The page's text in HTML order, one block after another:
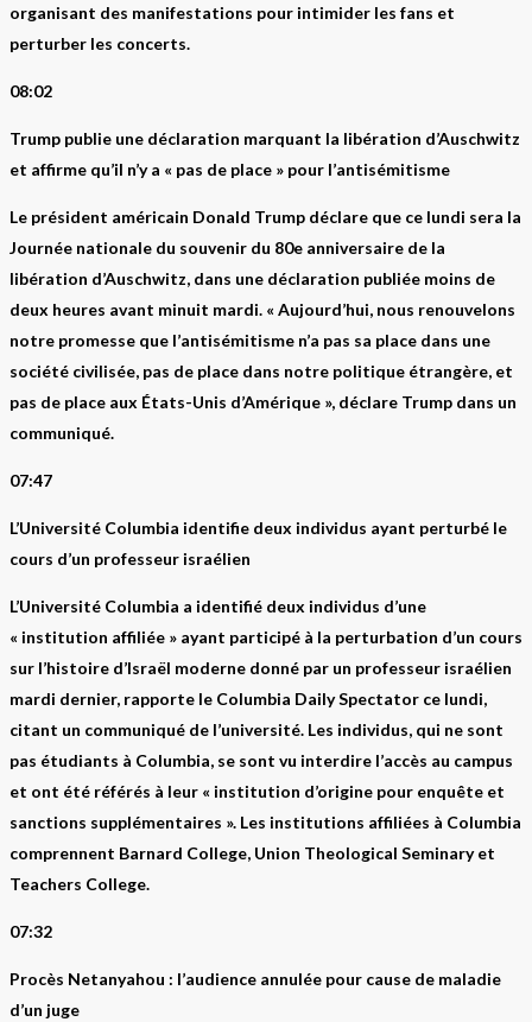
organisant des manifestations pour intimider les fans et
perturber les concerts.
08:02
Trump publie une déclaration marquant la libération d’Auschwitz
et affirme qu’il n’y a « pas de place » pour l’antisémitisme
Le président américain Donald Trump déclare que ce lundi sera la
Journée nationale du souvenir du 80e anniversaire de la
libération d’Auschwitz, dans une déclaration publiée moins de
deux heures avant minuit mardi. « Aujourd’hui, nous renouvelons
notre promesse que l’antisémitisme n’a pas sa place dans une
société civilisée, pas de place dans notre politique étrangère, et
pas de place aux États-Unis d’Amérique », déclare Trump dans un
communiqué.
07:47
L’Université Columbia identifie deux individus ayant perturbé le
cours d’un professeur israélien
L’Université Columbia a identifié deux individus d’une
« institution affiliée » ayant participé à la perturbation d’un cours
sur l’histoire d’Israël moderne donné par un professeur israélien
mardi dernier, rapporte le Columbia Daily Spectator ce lundi,
citant un communiqué de l’université. Les individus, qui ne sont
pas étudiants à Columbia, se sont vu interdire l’accès au campus
et ont été référés à leur « institution d’origine pour enquête et
sanctions supplémentaires ». Les institutions affiliées à Columbia
comprennent Barnard College, Union Theological Seminary et
Teachers College.
07:32
Procès Netanyahou : l’audience annulée pour cause de maladie
d’un juge